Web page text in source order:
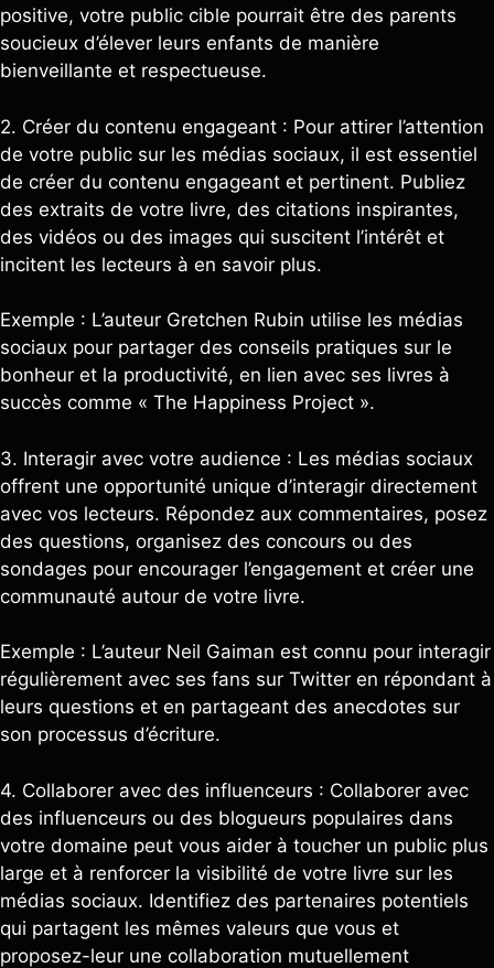
positive, votre public cible pourrait être des parents
soucieux d’élever leurs enfants de manière
bienveillante et respectueuse.
2. Créer du contenu engageant : Pour attirer l’attention
de votre public sur les médias sociaux, il est essentiel
de créer du contenu engageant et pertinent. Publiez
des extraits de votre livre, des citations inspirantes,
des vidéos ou des images qui suscitent l’intérêt et
incitent les lecteurs à en savoir plus.
Exemple : L’auteur Gretchen Rubin utilise les médias
sociaux pour partager des conseils pratiques sur le
bonheur et la productivité, en lien avec ses livres à
succès comme « The Happiness Project ».
3. Interagir avec votre audience : Les médias sociaux
offrent une opportunité unique d’interagir directement
avec vos lecteurs. Répondez aux commentaires, posez
des questions, organisez des concours ou des
sondages pour encourager l’engagement et créer une
communauté autour de votre livre.
Exemple : L’auteur Neil Gaiman est connu pour interagir
régulièrement avec ses fans sur Twitter en répondant à
leurs questions et en partageant des anecdotes sur
son processus d’écriture.
4. Collaborer avec des influenceurs : Collaborer avec
des influenceurs ou des blogueurs populaires dans
votre domaine peut vous aider à toucher un public plus
large et à renforcer la visibilité de votre livre sur les
médias sociaux. Identifiez des partenaires potentiels
qui partagent les mêmes valeurs que vous et
proposez-leur une collaboration mutuellement